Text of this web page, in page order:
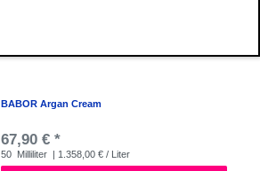
BABOR Argan Cream
67,90 € *
50 Milliliter | 1.358,00 € / Liter